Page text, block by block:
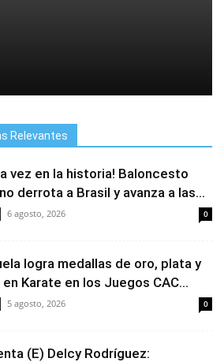
Relevantes
vez en la historia! Baloncesto
derrota a Brasil y avanza a las...
6 agosto, 2026 0
logra medallas de oro, plata y
Karate en los Juegos CAC...
5 agosto, 2026 0
(E) Delcy Rodríguez: